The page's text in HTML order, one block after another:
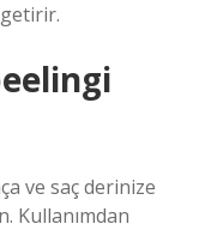
ve saç derinize
Kullanımdan